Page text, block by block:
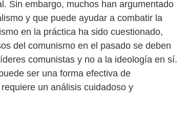
Sin embargo, muchos han argumentado
y que puede ayudar a combatir la
en la práctica ha sido cuestionado,
del comunismo en el pasado se deben
comunistas y no a la ideología en sí.
ser una forma efectiva de
un análisis cuidadoso y